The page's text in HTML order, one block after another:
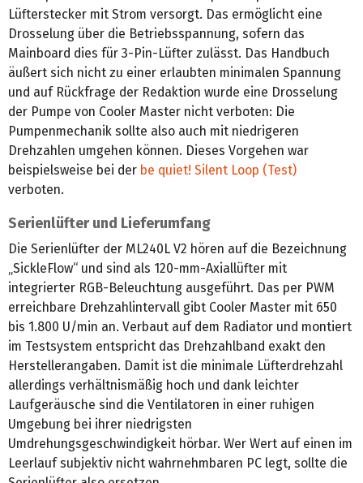
Lüfterstecker mit Strom versorgt. Das ermöglicht eine
Drosselung über die Betriebsspannung, sofern das
Mainboard dies für 3-Pin-Lüfter zulässt. Das Handbuch
äußert sich nicht zu einer erlaubten minimalen Spannung
und auf Rückfrage der Redaktion wurde eine Drosselung
der Pumpe von Cooler Master nicht verboten: Die
Pumpenmechanik sollte also auch mit niedrigeren
Drehzahlen umgehen können. Dieses Vorgehen war
beispielsweise bei der be quiet! Silent Loop (Test)
verboten.
Serienlüfter und Lieferumfang
Die Serienlüfter der ML240L V2 hören auf die Bezeichnung
„SickleFlow“ und sind als 120-mm-Axiallüfter mit
integrierter RGB-Beleuchtung ausgeführt. Das per PWM
erreichbare Drehzahlintervall gibt Cooler Master mit 650
bis 1.800 U/min an. Verbaut auf dem Radiator und montiert
im Testsystem entspricht das Drehzahlband exakt den
Herstellerangaben. Damit ist die minimale Lüfterdrehzahl
allerdings verhältnismäßig hoch und dank leichter
Laufgeräusche sind die Ventilatoren in einer ruhigen
Umgebung bei ihrer niedrigsten
Umdrehungsgeschwindigkeit hörbar. Wer Wert auf einen im
Leerlauf subjektiv nicht wahrnehmbaren PC legt, sollte die